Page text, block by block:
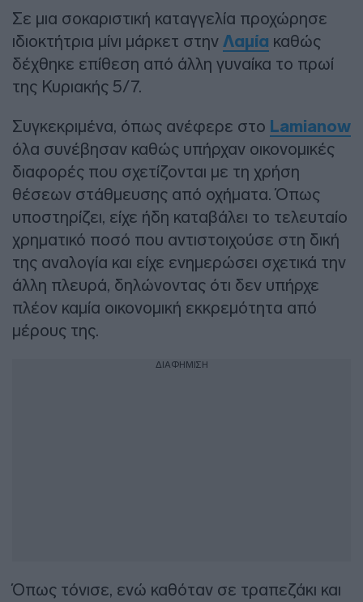
Σε μια σοκαριστική καταγγελία προχώρησε
ιδιοκτήτρια μίνι μάρκετ στην Λαμία καθώς
δέχθηκε επίθεση από άλλη γυναίκα το πρωί
της Κυριακής 5/7.
Συγκεκριμένα, όπως ανέφερε στο Lamianow
όλα συνέβησαν καθώς υπήρχαν οικονομικές
διαφορές που σχετίζονται με τη χρήση
θέσεων στάθμευσης από οχήματα. Όπως
υποστηρίζει, είχε ήδη καταβάλει το τελευταίο
χρηματικό ποσό που αντιστοιχούσε στη δική
της αναλογία και είχε ενημερώσει σχετικά την
άλλη πλευρά, δηλώνοντας ότι δεν υπήρχε
πλέον καμία οικονομική εκκρεμότητα από
μέρους της.
ΔΙΑΦΗΜΙΣΗ
Όπως τόνισε, ενώ καθόταν σε τραπεζάκι και